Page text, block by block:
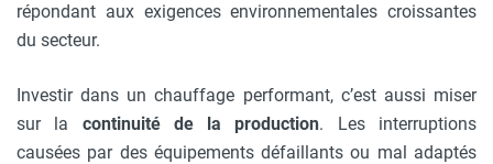
répondant aux exigences environnementales croissantes
du secteur.
Investir dans un chauffage performant, c’est aussi miser
sur la continuité de la production. Les interruptions
causées par des équipements défaillants ou mal adaptés